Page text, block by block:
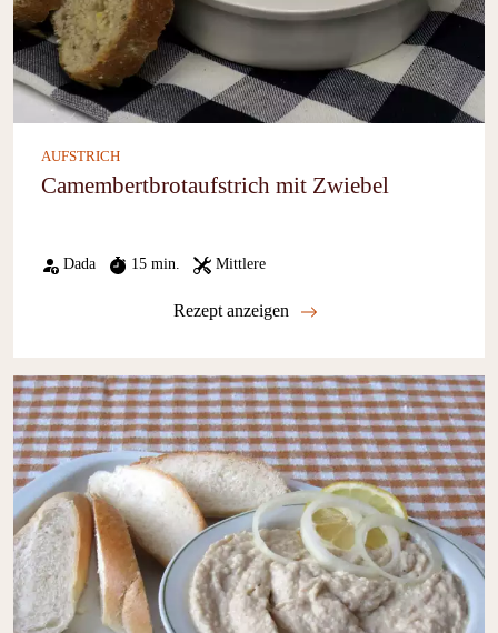
AUFSTRICH
Camembertbrotaufstrich mit Zwiebel
Dada 15 min. Mittlere
Rezept anzeigen